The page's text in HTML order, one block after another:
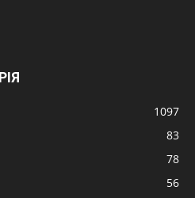
1097
83
78
56